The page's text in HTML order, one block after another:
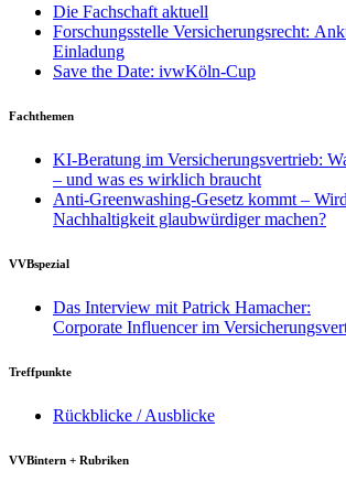
Die Fachschaft aktuell
Forschungsstelle Versicherungsrecht:
Einladung
Save the Date: ivwKöln-Cup
Fachthemen
KI-Beratung im Versicherungsvertrieb:
– und was es wirklich braucht
Anti-Greenwashing-Gesetz kommt –
Nachhaltigkeit glaubwürdiger machen?
VVBspezial
Das Interview mit Patrick Hamacher:
Corporate Influencer im
Treffpunkte
Rückblicke / Ausblicke
VVBintern + Rubriken